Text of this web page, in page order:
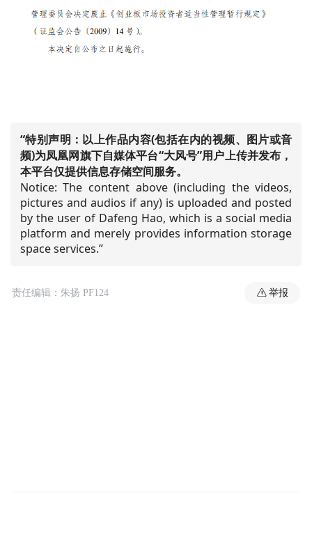
“特别声明：以上作品内容(包括在内的视频、图片或音
频)为凤凰网旗下自媒体平台“大风号”用户上传并发布，
本平台仅提供信息存储空间服务。
Notice: The content above (including the videos,
pictures and audios if any) is uploaded and posted
by the user of Dafeng Hao, which is a social media
platform and merely provides information storage
space services.”
责任编辑：朱扬 PF124 举报